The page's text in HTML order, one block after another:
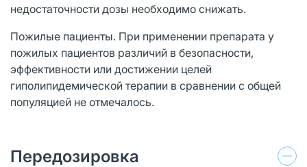
недостаточности дозы необходимо снижать.
Пожилые пациенты. При применении препарата у
пожилых пациентов различий в безопасности,
эффективности или достижении целей
гиполипидемической терапии в сравнении с общей
популяцией не отмечалось.
Передозировка